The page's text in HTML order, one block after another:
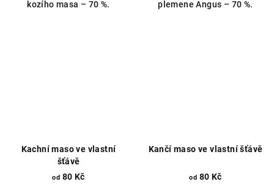
kozího masa – 70 %.
plemene Angus – 70 %.
Kachní maso ve vlastní
šťávě
od 80 Kč
Kančí maso ve vlastní šťávě
od 80 Kč